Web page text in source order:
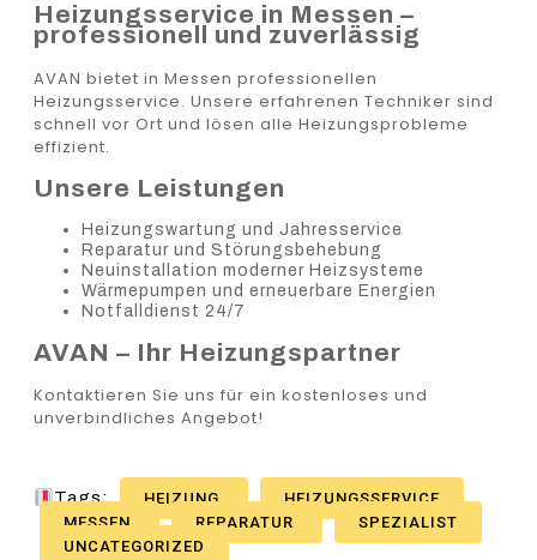
Heizungsservice in Messen –
professionell und zuverlässig
AVAN bietet in Messen professionellen
Heizungsservice. Unsere erfahrenen Techniker sind
schnell vor Ort und lösen alle Heizungsprobleme
effizient.
Unsere Leistungen
Heizungswartung und Jahresservice
Reparatur und Störungsbehebung
Neuinstallation moderner Heizsysteme
Wärmepumpen und erneuerbare Energien
Notfalldienst 24/7
AVAN – Ihr Heizungspartner
Kontaktieren Sie uns für ein kostenloses und
unverbindliches Angebot!
Tags: HEIZUNG
HEIZUNGSSERVICE
MESSEN
REPARATUR
SPEZIALIST
UNCATEGORIZED